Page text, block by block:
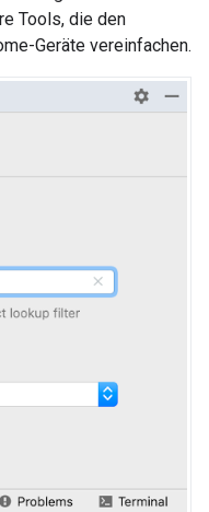
Tools, die den
Geräte vereinfachen.